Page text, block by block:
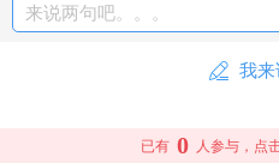
来说两句吧。。。
我来
已有 0 人参与，点